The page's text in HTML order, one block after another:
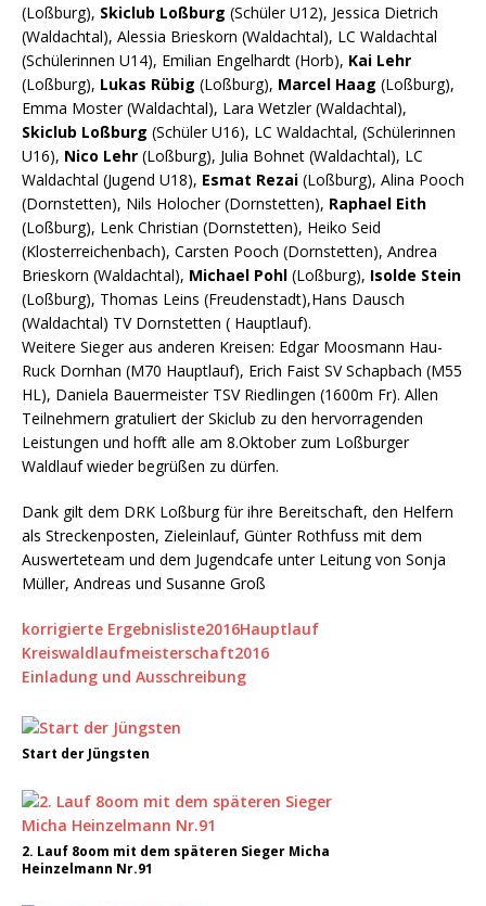
(Loßburg), Skiclub Loßburg (Schüler U12), Jessica Dietrich
(Waldachtal), Alessia Brieskorn (Waldachtal), LC Waldachtal
(Schülerinnen U14), Emilian Engelhardt (Horb), Kai Lehr
(Loßburg), Lukas Rübig (Loßburg), Marcel Haag (Loßburg),
Emma Moster (Waldachtal), Lara Wetzler (Waldachtal),
Skiclub Loßburg (Schüler U16), LC Waldachtal, (Schülerinnen
U16), Nico Lehr (Loßburg), Julia Bohnet (Waldachtal), LC
Waldachtal (Jugend U18), Esmat Rezai (Loßburg), Alina Pooch
(Dornstetten), Nils Holocher (Dornstetten), Raphael Eith
(Loßburg), Lenk Christian (Dornstetten), Heiko Seid
(Klosterreichenbach), Carsten Pooch (Dornstetten), Andrea
Brieskorn (Waldachtal), Michael Pohl (Loßburg), Isolde Stein
(Loßburg), Thomas Leins (Freudenstadt),Hans Dausch
(Waldachtal) TV Dornstetten ( Hauptlauf).
Weitere Sieger aus anderen Kreisen: Edgar Moosmann Hau-
Ruck Dornhan (M70 Hauptlauf), Erich Faist SV Schapbach (M55
HL), Daniela Bauermeister TSV Riedlingen (1600m Fr). Allen
Teilnehmern gratuliert der Skiclub zu den hervorragenden
Leistungen und hofft alle am 8.Oktober zum Loßburger
Waldlauf wieder begrüßen zu dürfen.
Dank gilt dem DRK Loßburg für ihre Bereitschaft, den Helfern
als Streckenposten, Zieleinlauf, Günter Rothfuss mit dem
Auswerteteam und dem Jugendcafe unter Leitung von Sonja
Müller, Andreas und Susanne Groß
korrigierte Ergebnisliste2016Hauptlauf
Kreiswaldlaufmeisterschaft2016
Einladung und Ausschreibung
Start der Jüngsten
2. Lauf 8oom mit dem späteren Sieger Micha
Heinzelmann Nr.91